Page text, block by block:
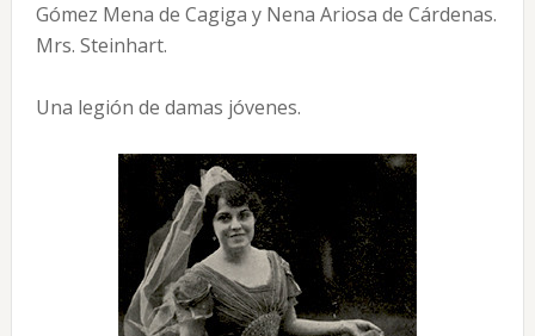
Gómez Mena de Cagiga y Nena Ariosa de Cárdenas.
Mrs. Steinhart.
Una legión de damas jóvenes.